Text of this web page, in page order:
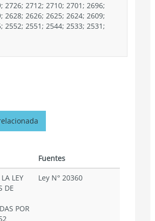
2712; 2710; 2701; 2696;
2628; 2626; 2625; 2624; 2609;
2552; 2551; 2544; 2533; 2531;
Fuentes
LEY
DE
POR
Ley N° 20360